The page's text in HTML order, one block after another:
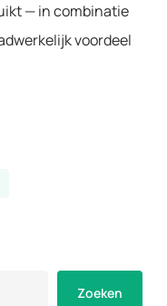
— in combinatie
voordeel
Zoeken